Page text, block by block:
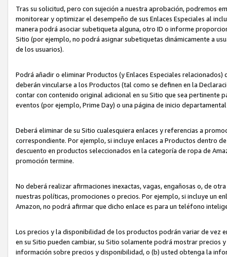
Tras su solicitud, pero con sujeción a nuestra aprobación, podremos
monitorear y optimizar el desempeño de sus Enlaces Especiales al
manera podrá asociar subetiqueta alguna, otro ID o informe
Sitio (por ejemplo, no podrá asignar subetiquetas dinámicamente a
de los usuarios).
Podrá añadir o eliminar Productos (y Enlaces Especiales
deberán vincularse a los Productos (tal como se definen en la
contar con contenido original adicional en su Sitio que sea pertinente
eventos (por ejemplo, Prime Day) o una página de inicio
Deberá eliminar de su Sitio cualesquiera enlaces y referencias a
correspondiente. Por ejemplo, si incluye enlaces a Productos dentro
descuento en productos seleccionados en la categoría de ropa de
promoción termine.
No deberá realizar afirmaciones inexactas, vagas, engañosas o, de
nuestras políticas, promociones o precios. Por ejemplo, si incluye un
Amazon, no podrá afirmar que dicho enlace es para un teléfono
Los precios y la disponibilidad de los productos podrán variar de vez
en su Sitio pueden cambiar, su Sitio solamente podrá mostrar
información sobre precios y disponibilidad, o (b) usted obtenga la